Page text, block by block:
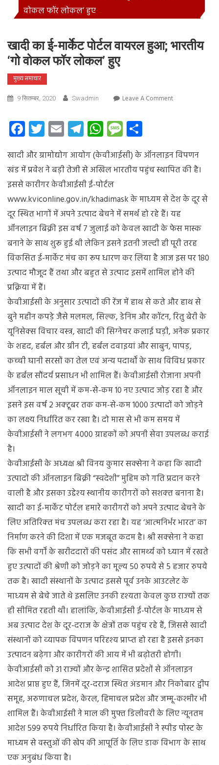
वोकल फॉर लोकल’ हुए
खादी का ई-मार्केट पोर्टल वायरल हुआ; भारतीय
‘गो वोकल फॉर लोकल’ हुए
मुख्य समाचार
9 सितम्बर, 2020 Swadmin Leave A CommentOn
पोर्टल
वायरल
‘गो
वोकल
लोकल’
हुए
Facebook
Twitter
EmailTelegram
WhatsApp
Message
खादी और ग्रामोद्योग आयोग (केवीआईसी) के ऑनलाइन विपणन
खंड में प्रवेश ने बड़ी तेजी से अखिल भारतीय पहुंच स्‍थापित की है।
इससे कारीगर केवीआईसी ई-पोर्टल
www.kviconline.gov.in/khadimask के माध्‍यम से देश के दूर से
दूर स्थित भागों में अपने उत्‍पाद बेचने में समर्थ हो रहे हैं। यह
ऑनलाइन बिक्री इस वर्ष 7 जुलाई को केवल खादी के फेस मास्‍क
बनाने के साथ शुरू हुई थी लेकिन इसने इतनी जल्‍दी ही पूरी तरह
विकसित ई-मा‍र्केट मंच का रूप धारण कर लिया है आज इस पर 180
उत्‍पाद मौजूद हैं तथा और बहुत से उत्‍पाद इसमें शामिल होने की
प्रक्रिया में हैं।
केवीआईसी के अनुसार उत्‍पादों की रेंज में हाथ से कते और हाथ से
बुने महीन कपड़े जैसे मलमल, सिल्‍क, डेनिम और कॉटन, रितु बेरी के
यूनिसेक्‍स विचार वस्‍त्र, खादी की सिग्‍नेचर कलाई घड़ी, अनेक प्रकार
के शहद, हर्बल और ग्रीन टी, हर्बल दवाइयां और साबुन, पापड़,
कच्‍ची घानी सरसों का तेल एवं अन्‍य पदार्थों के साथ विविध प्रकार
के हर्बल सौंदर्य प्रसाधन भी शामिल हैं। केवीआईसी रोजाना अपनी
ऑनलाइन माल सूची में कम-से-कम 10 नए उत्‍पाद जोड़ रहा है और
इसने इस वर्ष 2 अक्‍टूबर तक कम-से-कम 1000 उत्‍पादों को जोड़ने
का लक्ष्‍य निर्धारित कर रखा है। दो मास से भी कम समय में
केवीआईसी ने लगभग 4000 ग्राहकों को अपनी सेवा उपलब्‍ध कराई
है।
केवीआईसी के अध्यक्ष श्री विनय कुमार सक्सेना ने कहा कि खादी
उत्पादों की ऑनलाइन बिक्री “स्वदेशी” मुहिम को गति प्रदान करने
वाली है और इसका उद्देश्‍य स्‍थानीय कारीगरों को सशक्‍त बनाना है।
खादी का ई-मार्केट पोर्टल हमारे कारीगरों को अपने उत्‍पाद बेचने के
लिए अतिरिक्‍त मंच उपलब्‍ध करा रहा है। यह ‘आत्‍मनिर्भर भारत’ का
निर्माण करने की दिशा में एक मजबूत कदम है। श्री सक्‍सेना ने कहा
कि सभी वर्गों के खरीददारों की पसंद और सामर्थ्‍य को ध्‍यान में रखते
हुए उत्‍पादों की श्रेणी को जोड़ने का मूल्‍य 50 रुपये से 5 हजार रुपये
तक है। खादी संस्‍थानों के उत्‍पाद इससे पूर्व उनके आउटलेट के
माध्‍यम से बेचे जाते थे इसलिए उनकी दृश्‍यता केवल कुछ राज्‍यों तक
ही सीमित रहती थी। हालांकि, केवीआईसी ई-पोर्टल के माध्‍यम से
अब उत्‍पाद देश के दूर-दराज के क्षेत्रों तक पहुंच रहे हैं, जिससे खादी
संस्‍थानों को व्‍यापक विपणन परिदृश्‍य प्राप्‍त हो रहा है इससे इनका
उत्‍पादन बढ़ेगा और कारीगरों की आय में भी बढ़ोतरी होगी।
केवीआईसी को 31 राज्यों और केन्‍द्र शासित प्रदेशों से ऑनलाइन
आदेश प्राप्त हुए हैं, जिनमें दूर-दराज स्थित अंडमान और निकोबार द्वीप
समूह, अरुणाचल प्रदेश, केरल, हिमाचल प्रदेश और जम्मू-कश्मीर भी
शामिल हैं। केवीआईसी ने माल की मुफ्त डिलीवरी के लिए न्यूनतम
आदेश 599 रुपये निर्धारित किया है। केवीआईसी ने स्पीड पोस्ट के
माध्यम से वस्‍तुओं की खेप की आपूर्ति के लिए डाक विभाग के साथ
एक अनुबंध किया है।